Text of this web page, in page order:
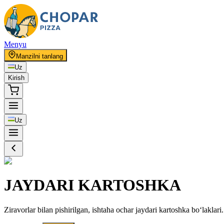
Menyu
Manzilni tanlang
Uz
Kirish
Uz
JAYDARI KARTOSHKA
Ziravorlar bilan pishirilgan, ishtaha ochar jaydari kartoshka bo‘laklari.